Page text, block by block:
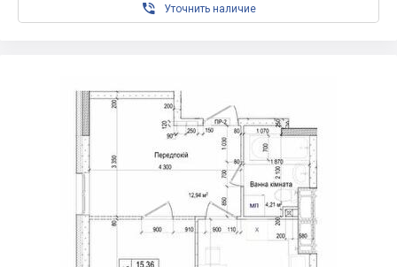
 Уточнить наличие